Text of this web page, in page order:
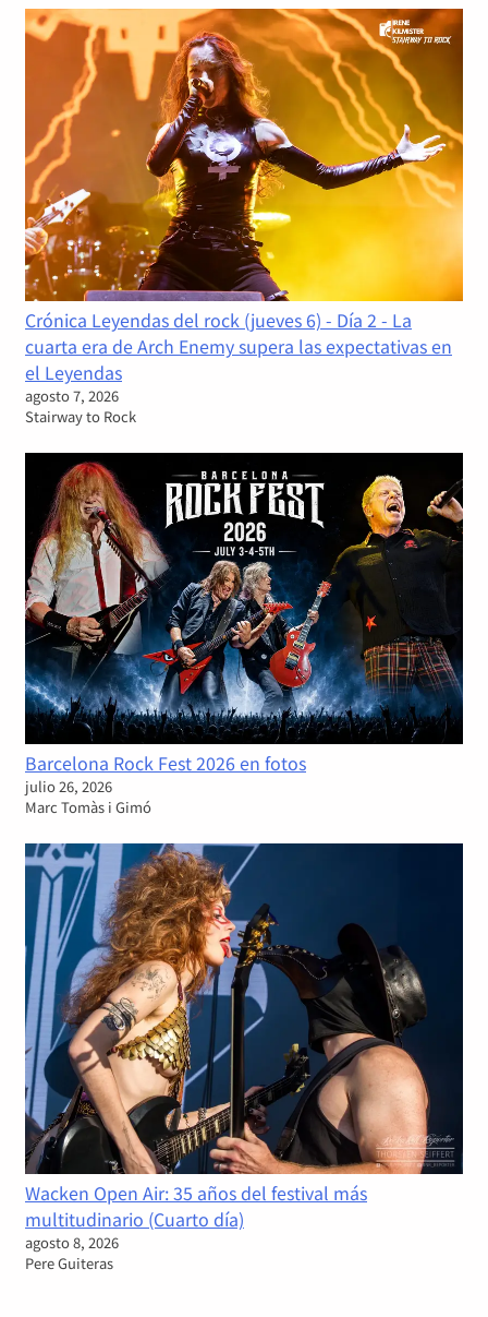
Crónica Leyendas del rock (jueves 6) - Día 2 - La
cuarta era de Arch Enemy supera las expectativas en
el Leyendas
agosto 7, 2026
Stairway to Rock
Barcelona Rock Fest 2026 en fotos
julio 26, 2026
Marc Tomàs i Gimó
Wacken Open Air: 35 años del festival más
multitudinario (Cuarto día)
agosto 8, 2026
Pere Guiteras